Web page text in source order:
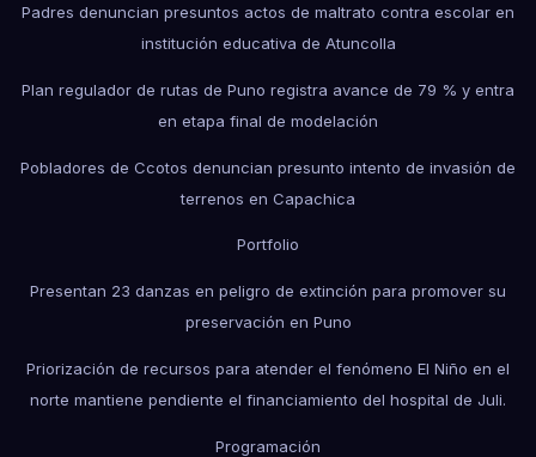
Padres denuncian presuntos actos de maltrato contra escolar en
institución educativa de Atuncolla
Plan regulador de rutas de Puno registra avance de 79 % y entra
en etapa final de modelación
Pobladores de Ccotos denuncian presunto intento de invasión de
terrenos en Capachica
Portfolio
Presentan 23 danzas en peligro de extinción para promover su
preservación en Puno
Priorización de recursos para atender el fenómeno El Niño en el
norte mantiene pendiente el financiamiento del hospital de Juli.
Programación